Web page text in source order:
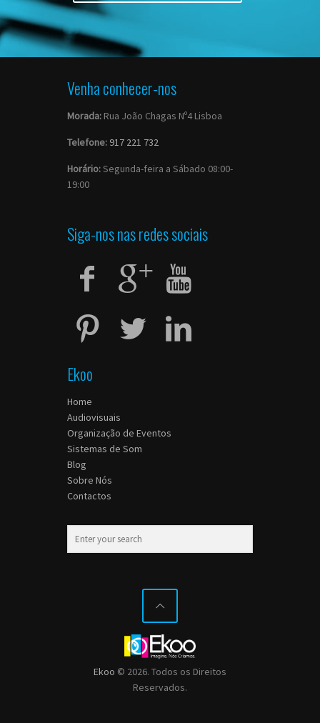
Venha conhecer-nos
Morada: Rua João Chagas Nº4 Lisboa
Telefone: 917 221 732
Horário:Segunda-feira a Sábado 08:00-
19:00
Siga-nos nas redes sociais
Ekoo
Home
Audiovisuais
Organização de Eventos
Sistemas de Som
Blog
Sobre Nós
Contactos
Ekoo © 2026. Todos os Direitos
Reservados.